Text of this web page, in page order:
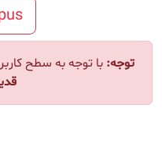
توجه به سطح کاربری شما
است